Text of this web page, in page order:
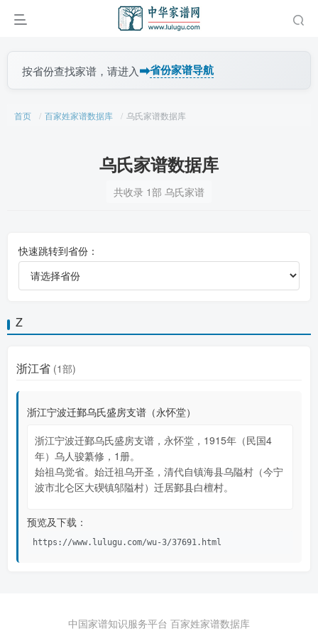
按省份查找家谱，请进入➡省份家谱导航
首页 百家姓家谱数据库 乌氏家谱数据库
乌氏家谱数据库
共收录 1部 乌氏家谱
快速跳转到省份：
Z
浙江省 (1部)
浙江宁波迁鄞乌氏盛房支谱（永怀堂）
浙江宁波迁鄞乌氏盛房支谱，永怀堂，1915年（民国4
年）乌人骏纂修，1册。
始祖乌觉省。始迁祖乌开圣，清代自镇海县乌隘村（今宁
波市北仑区大碶镇邬隘村）迁居鄞县白檀村。
预览及下载：
https://www.lulugu.com/wu-3/37691.html
中国家谱知识服务平台 百家姓家谱数据库